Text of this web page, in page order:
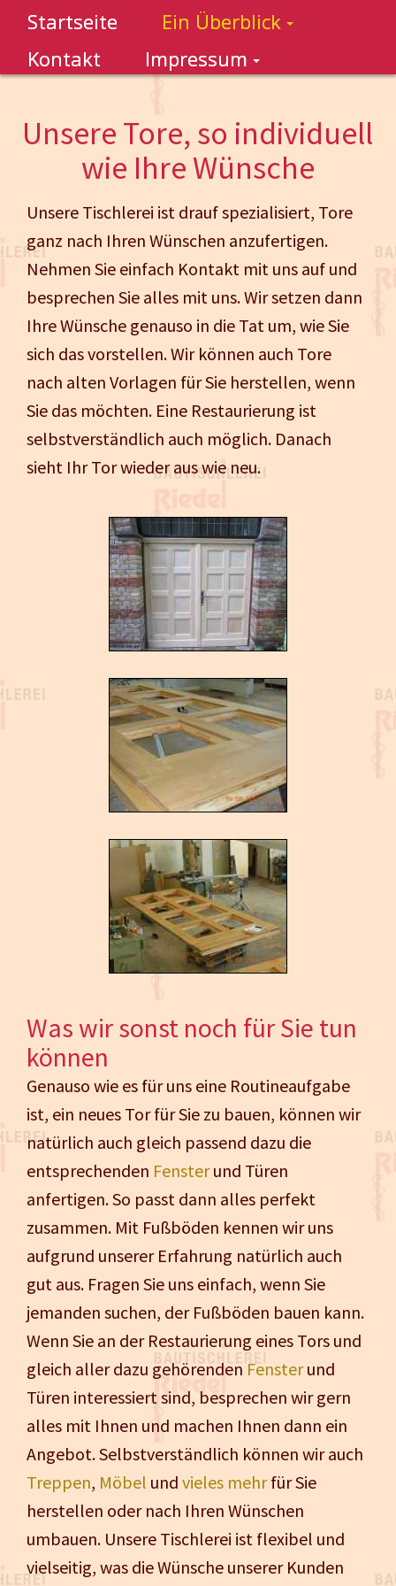
Startseite
Ein Überblick
Kontakt
Impressum
Unsere Tore, so individuell
wie Ihre Wünsche
Unsere Tischlerei ist drauf spezialisiert, Tore
ganz nach Ihren Wünschen anzufertigen.
Nehmen Sie einfach Kontakt mit uns auf und
besprechen Sie alles mit uns. Wir setzen dann
Ihre Wünsche genauso in die Tat um, wie Sie
sich das vorstellen. Wir können auch Tore
nach alten Vorlagen für Sie herstellen, wenn
Sie das möchten. Eine Restaurierung ist
selbstverständlich auch möglich. Danach
sieht Ihr Tor wieder aus wie neu.
Was wir sonst noch für Sie tun
können
Genauso wie es für uns eine Routineaufgabe
ist, ein neues Tor für Sie zu bauen, können wir
natürlich auch gleich passend dazu die
entsprechenden Fensterund Türen
anfertigen. So passt dann alles perfekt
zusammen. Mit Fußböden kennen wir uns
aufgrund unserer Erfahrung natürlich auch
gut aus. Fragen Sie uns einfach, wenn Sie
jemanden suchen, der Fußböden bauen kann.
Wenn Sie an der Restaurierung eines Tors und
gleich aller dazu gehörendenFensterund
Türen interessiert sind, besprechen wir gern
alles mit Ihnen und machen Ihnen dann ein
Angebot. Selbstverständlich können wir auch
Treppen, Möbel undvieles mehrfür Sie
herstellen oder nach Ihren Wünschen
umbauen. Unsere Tischlerei ist flexibel und
vielseitig, was die Wünsche unserer Kunden